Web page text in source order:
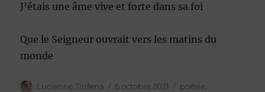
J’étais une âme vive et forte dans sa foi
Que le Seigneur ouvrait vers les matins du
monde
Auteur
Lucienne Tinfena
Publié
6 octobre 2021 Catégories
poésie,